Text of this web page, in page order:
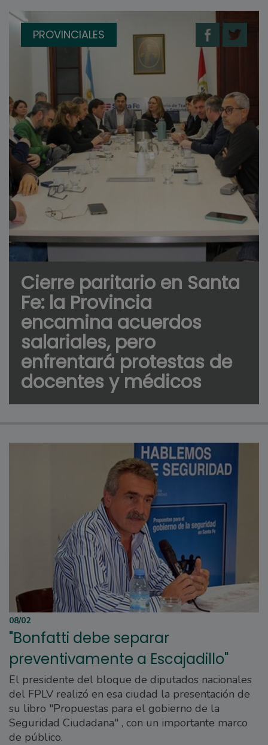
PROVINCIALES
Cierre paritario en Santa
Fe: la Provincia
encamina acuerdos
salariales, pero
enfrentará protestas de
docentes y médicos
08/02
"Bonfatti debe separar
preventivamente a Escajadillo"
El presidente del bloque de diputados nacionales
del FPLV realizó en esa ciudad la presentación de
su libro "Propuestas para el gobierno de la
Seguridad Ciudadana" , con un importante marco
de público.